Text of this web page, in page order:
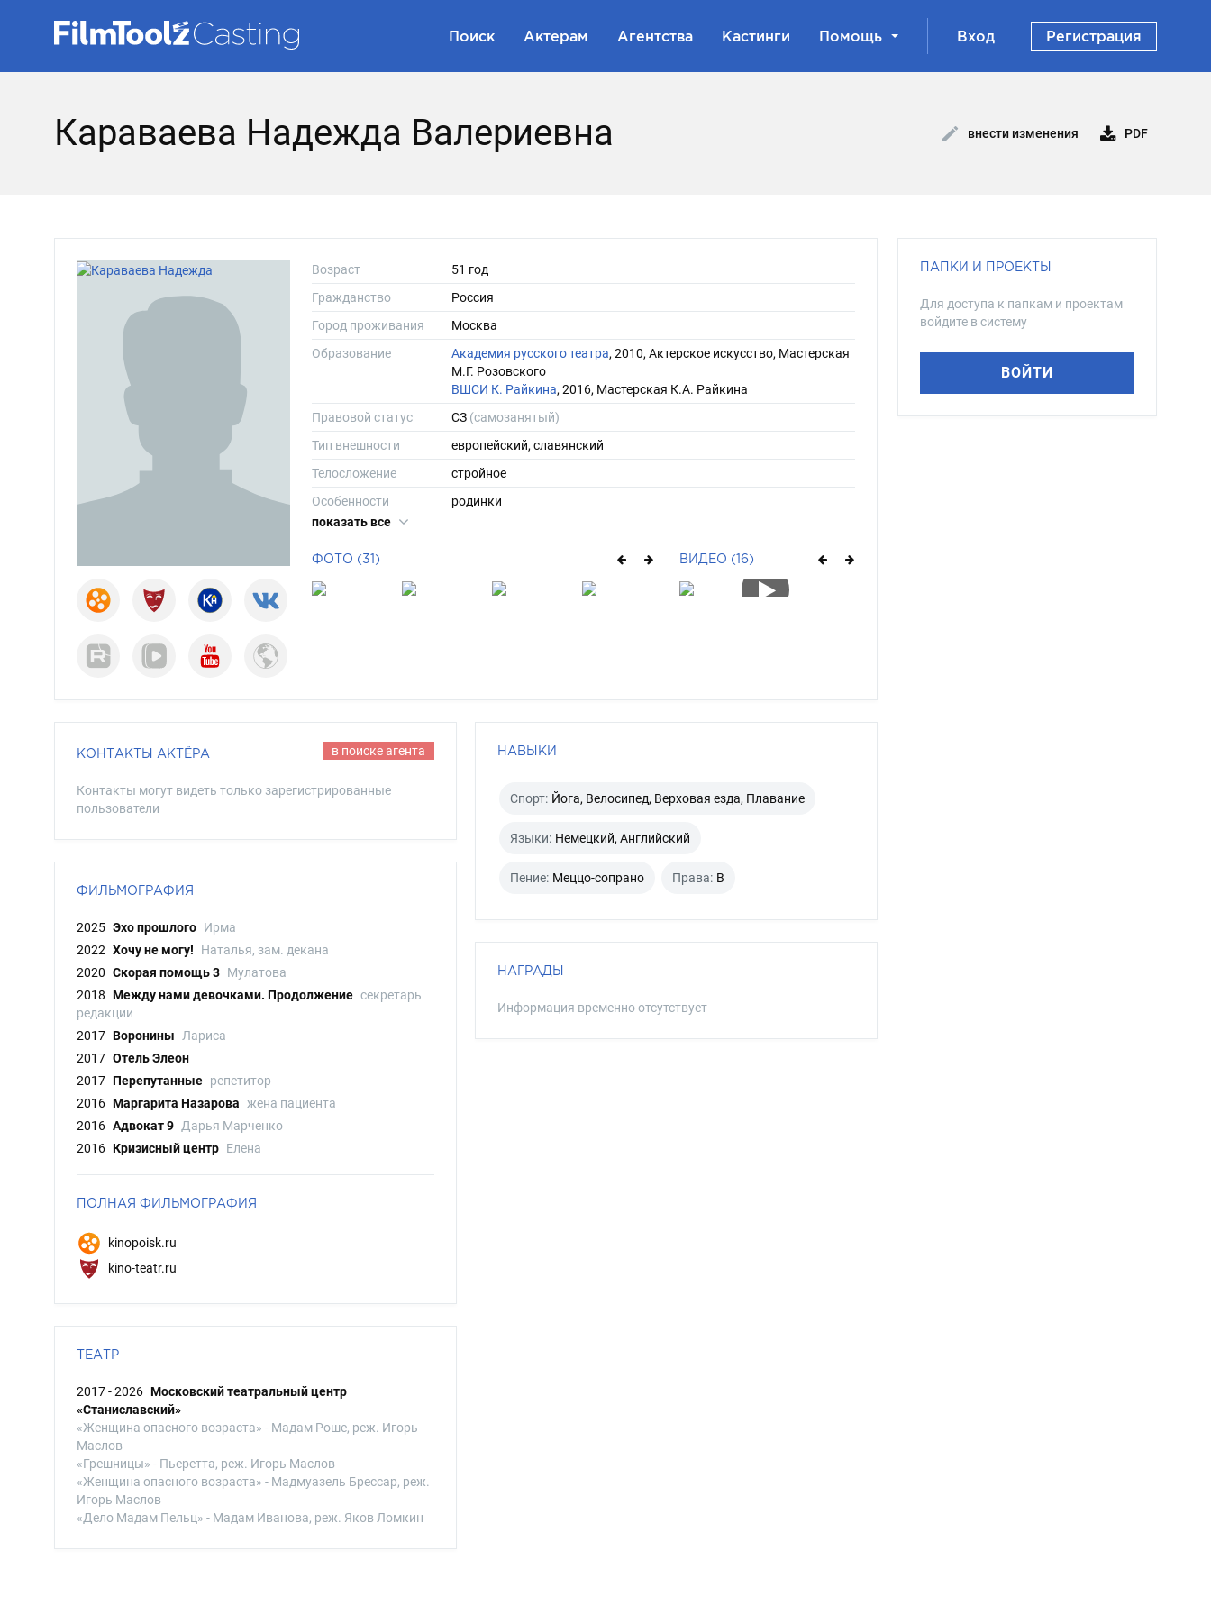
Поиск Актерам Агентства Кастинги Помощь Вход Регистрация
Караваева Надежда Валериевна внести изменения PDF
Возраст
51 год
Гражданство
Россия
Город проживания
Москва
Образование
Академия русского театра, 2010, Актерское искусство, Мастерская
М.Г. Розовского
ВШСИ К. Райкина, 2016, Мастерская К.А. Райкина
Правовой статус
СЗ (самозанятый)
Тип внешности
европейский, славянский
Телосложение
стройное
Особенности
родинки
Рост
Вес
Размер одежды
Цвет глаз
каре-зеленый
показать все
ФОТО (31) ВИДЕО (16)
КОНТАКТЫ АКТЁРА в поиске агента
Контакты могут видеть только зарегистрированные
пользователи
ФИЛЬМОГРАФИЯ
2025 Эхо прошлого Ирма
2022 Хочу не могу!
Наталья, зам. декана
2020 Скорая помощь 3 Мулатова
2018 Между нами девочками. Продолжение секретарь
редакции
2017 Воронины
Лариса
2017 Отель Элеон
2017 Перепутанные репетитор
2016 Маргарита Назарова жена пациента
2016 Адвокат 9 Дарья Марченко
2016 Кризисный центр Елена
ПОЛНАЯ ФИЛЬМОГРАФИЯ
kinopoisk.ru
kino-teatr.ru
ТЕАТР
2017 - 2026 Московский театральный центр
«Станиславский»
«Женщина опасного возраста» - Мадам Роше, реж. Игорь
Маслов
«Грешницы» - Пьеретта, реж. Игорь Маслов
«Женщина опасного возраста» - Мадмуазель Брессар, реж.
Игорь Маслов
«Дело Мадам Пельц» - Мадам Иванова, реж. Яков Ломкин
НАВЫКИ
Спорт: Йога, Велосипед, Верховая езда, Плавание
Языки: Немецкий, Английский
Пение: Меццо-сопрано Права: B
НАГРАДЫ
Информация временно отсутствует
ПАПКИ И ПРОЕКТЫ
Для доступа к папкам и проектам
войдите в систему
ВОЙТИ